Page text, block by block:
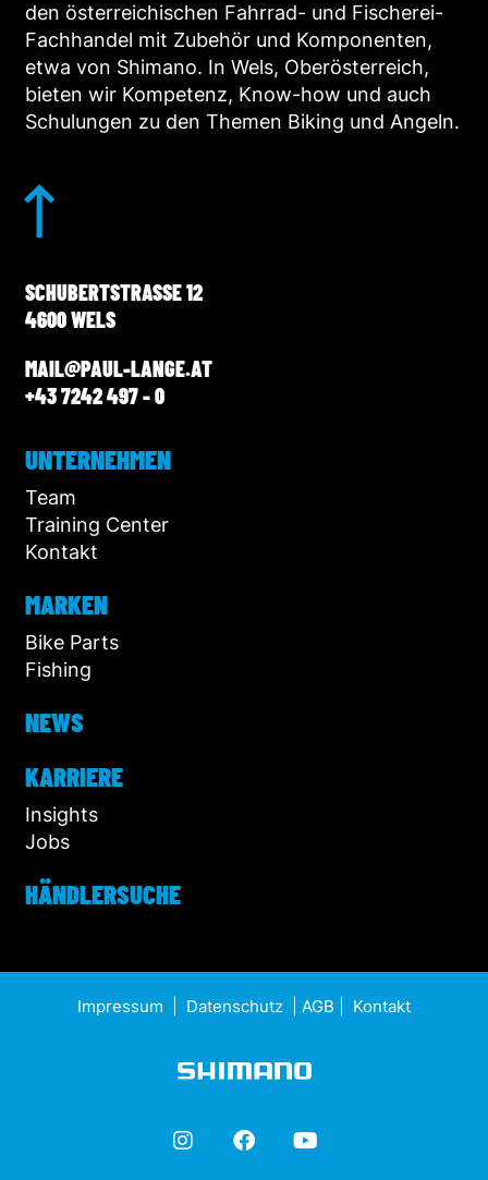
den österreichischen Fahrrad- und Fischerei-
Fachhandel mit Zubehör und Komponenten,
etwa von Shimano. In Wels, Oberösterreich,
bieten wir Kompetenz, Know-how und auch
Schulungen zu den Themen Biking und Angeln.
SCHUBERTSTRASSE 12
4600 WELS
MAIL@PAUL-LANGE.AT
+43 7242 497 - 0
UNTERNEHMEN
Team
Training Center
Kontakt
MARKEN
Bike Parts
Fishing
NEWS
KARRIERE
Insights
Jobs
HÄNDLERSUCHE
Impressum Datenschutz AGB Kontakt